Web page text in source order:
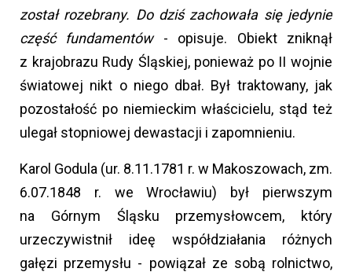
został rozebrany. Do dziś zachowała się jedynie
część fundamentów - opisuje. Obiekt zniknął
z krajobrazu Rudy Śląskiej, ponieważ po II wojnie
światowej nikt o niego dbał. Był traktowany, jak
pozostałość po niemieckim właścicielu, stąd też
ulegał stopniowej dewastacji i zapomnieniu.
Karol Godula (ur. 8.11.1781 r. w Makoszowach, zm.
6.07.1848 r. we Wrocławiu) był pierwszym
na Górnym Śląsku przemysłowcem, który
urzeczywistnił ideę współdziałania różnych
gałęzi przemysłu - powiązał ze sobą rolnictwo,